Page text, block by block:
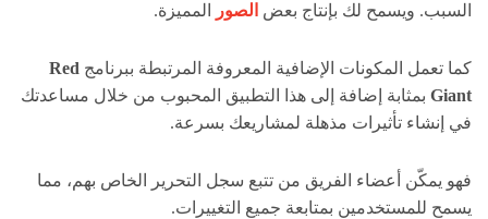
السبب. ويسمح لك بإنتاج بعض الصور المميزة.
كما تعمل المكونات الإضافية المعروفة المرتبطة ببرنامج Red
Giant بمثابة إضافة إلى هذا التطبيق المحبوب من خلال مساعدتك
في إنشاء تأثيرات مذهلة لمشاريعك بسرعة.
فهو يمكّن أعضاء الفريق من تتبع سجل التحرير الخاص بهم، مما
يسمح للمستخدمين بمتابعة جميع التغييرات.